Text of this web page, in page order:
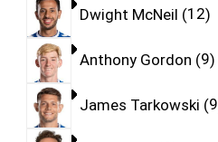
Dwight McNeil 12
Anthony Gordon 9
James Tarkowski 9